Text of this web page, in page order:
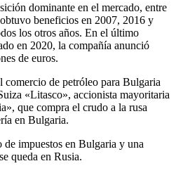
dominante en el mercado, entre
beneficios en 2007, 2016 y
los otros años. En el último
en 2020, la compañía anunció
de euros.
comercio de petróleo para Bulgaria
«Litasco», accionista mayoritaria
que compra el crudo a la rusa
en Bulgaria.
de impuestos en Bulgaria y una
queda en Rusia.